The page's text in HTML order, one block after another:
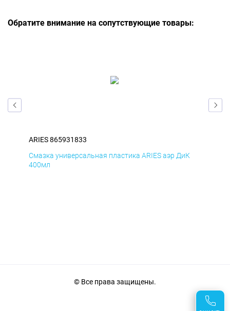
Обратите внимание на сопутствующие товары:
ARIES 865931833
Смазка универсальная пластика ARIES аэр ДиК
400мл
© Все права защищены.